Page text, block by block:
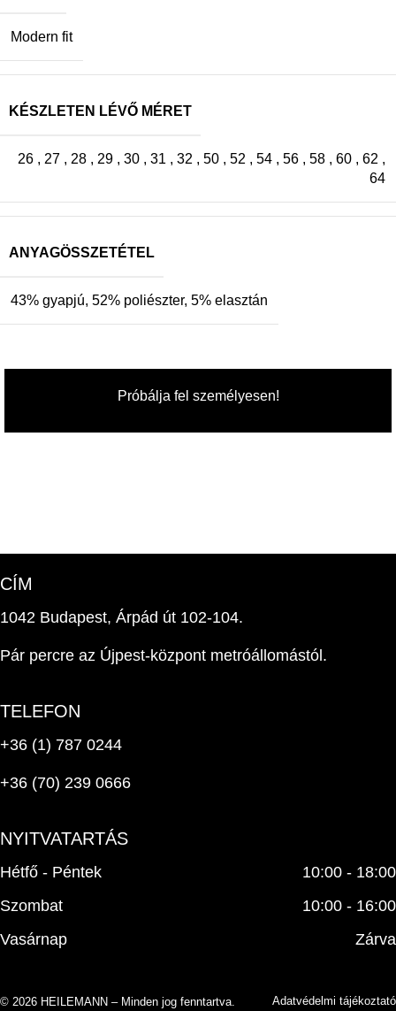
Modern fit
KÉSZLETEN LÉVŐ MÉRET
26 , 27 , 28 , 29 , 30 , 31 , 32 , 50 , 52 , 54 , 56 , 58 , 60 , 62 ,
64
ANYAGÖSSZETÉTEL
43% gyapjú, 52% poliészter, 5% elasztán
Próbálja fel személyesen!
CÍM
1042 Budapest, Árpád út 102-104.
Pár percre az Újpest-központ metróállomástól.
TELEFON
+36 (1) 787 0244
+36 (70) 239 0666
NYITVATARTÁS
Hétfő - Péntek
10:00 - 18:00
Szombat
10:00 - 16:00
Vasárnap
Zárva
© 2026 HEILEMANN – Minden jog fenntartva. Adatvédelmi tájékoztató